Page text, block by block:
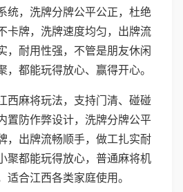
统，洗牌分牌公平公正，杜绝
卡牌，洗牌速度均匀，出牌流
，耐用性强，不管是朋友休闲
，都能玩得放心、赢得开心。
西麻将玩法，支持门清、碰碰
置防作弊设计，洗牌分牌公平
，出牌流畅顺手，做工扎实耐
聚都能玩得放心，普通麻将机
合江西各类家庭使用。